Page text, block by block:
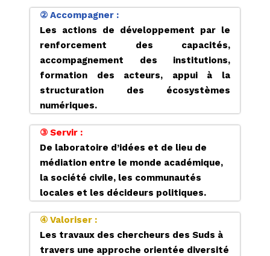
ne seront pas aussi Ã©crasantes Ã remplir que les deux
autres bonus.
Meilleure fente pharaohs
Blackjack Sans Argent
Habituellement, aucun bonus de dÃ©pÃ´t n'est donnÃ©
dans les tours gratuits, par exemple 25 tours gratuits en
enregistrant simplement votre compte, des fslots bitcoin
mobiles gratuits sans dÃ©pÃ´t.
Nous pensons que c'est trÃ¨s pratique.
② Accompagner :
Les actions de développement par le
renforcement des capacités,
accompagnement des institutions,
formation des acteurs, appui à la
structuration des écosystèmes
numériques.
③ Servir :
De laboratoire d’idées et de lieu de
médiation entre le monde académique,
la société civile, les communautés
locales et les décideurs politiques.
④ Valoriser :
Les travaux des chercheurs des Suds à
travers une approche orientée diversité